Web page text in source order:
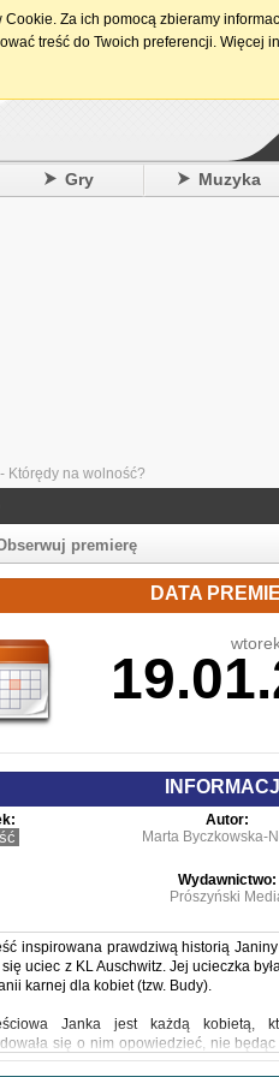
Gry Muzyka
Którędy na wolność?
premierę
DATA
Autor:
Marta Byczkowska-
Wydawnictwo:
Prószyński
inspirowana prawdziwą historią
się uciec z KL Auschwitz. Jej ucieczka
karnej dla kobiet (tzw. Budy).
Janka jest każdą kobietą,
się o nim opowiedzieć, nie
fikcyjną, której los został utkany na
Za ich pomocą zbieramy
treść do Twoich preferencji. Więcej